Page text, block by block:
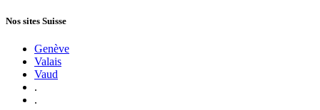
Nos sites Suisse
Genève
Valais
Vaud
.
.